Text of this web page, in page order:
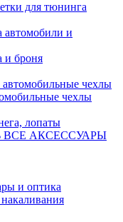
для тюнинга
автомобили и
и броня
чехлы
чехлы
лопаты
ВСЕ АКСЕССУАРЫ
и оптика